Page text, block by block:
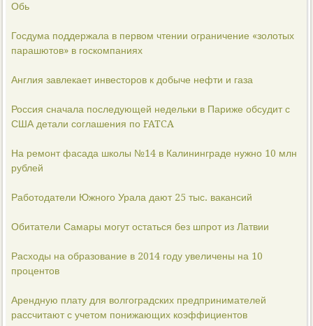
Обь
Госдума поддержала в первом чтении ограничение «золотых
парашютов» в госкомпаниях
Англия завлекает инвесторов к добыче нефти и газа
Россия сначала последующей недельки в Париже обсудит с
США детали соглашения по FATCA
На ремонт фасада школы №14 в Калининграде нужно 10 млн
рублей
Работодатели Южного Урала дают 25 тыс. вакансий
Обитатели Самары могут остаться без шпрот из Латвии
Расходы на образование в 2014 году увеличены на 10
процентов
Арендную плату для волгоградских предпринимателей
рассчитают с учетом понижающих коэффициентов